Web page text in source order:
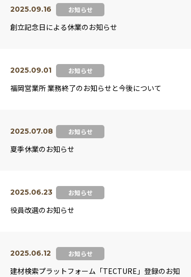
お問い合わせ
お知らせ
2025.09.16
創立記念日による休業のお知らせ
お知らせ
2025.09.01
福岡営業所 業務終了のお知らせと今後について
お知らせ
2025.07.08
夏季休業のお知らせ
お知らせ
2025.06.23
役員改選のお知らせ
お知らせ
2025.06.12
建材検索プラットフォーム「TECTURE」登録のお知